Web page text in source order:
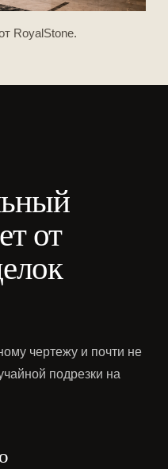
RoyalStone.
от
чертежу и почти не
подрезки на